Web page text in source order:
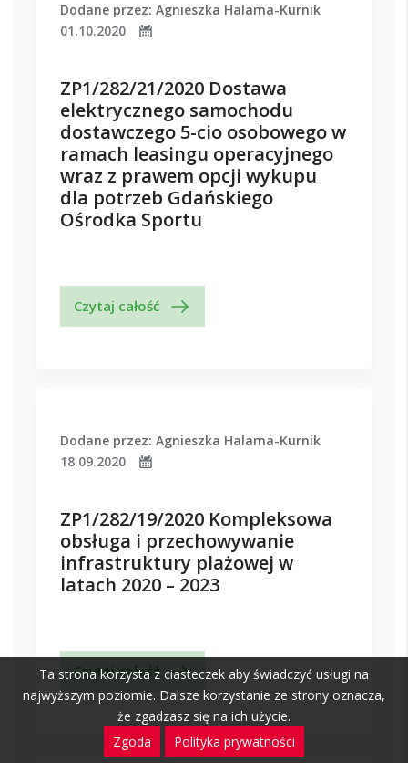
Dodane przez: Agnieszka Halama-Kurnik
01.10.2020
ZP1/282/21/2020 Dostawa
elektrycznego samochodu
dostawczego 5-cio osobowego w
ramach leasingu operacyjnego
wraz z prawem opcji wykupu
dla potrzeb Gdańskiego
Ośrodka Sportu
Czytaj całość
Dodane przez: Agnieszka Halama-Kurnik
18.09.2020
ZP1/282/19/2020 Kompleksowa
obsługa i przechowywanie
infrastruktury plażowej w
latach 2020 – 2023
Czytaj całość
Ta strona korzysta z ciasteczek aby świadczyć usługi na
najwyższym poziomie. Dalsze korzystanie ze strony oznacza,
że zgadzasz się na ich użycie.
Zgoda
Polityka prywatności